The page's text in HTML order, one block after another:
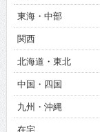
東海・中部
関西
北海道・東北
中国・四国
九州・沖縄
在宅